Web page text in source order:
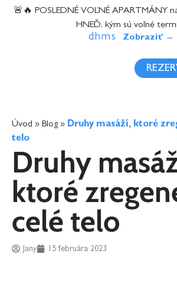
content
🚨🔥 POSLEDNÉ VOĽNÉ APARTMÁNY
HNEĎ, kým sú voľné
d hms
Úvod » Blog » Druhy masáží, ktoré
telo
Druhy
ktoré
celé telo
Jany 15 februára 2023